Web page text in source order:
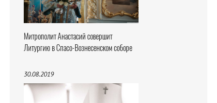
Митрополит Анастасий совершит
Литургию в Спасо-Вознесенском соборе
30.08.2019